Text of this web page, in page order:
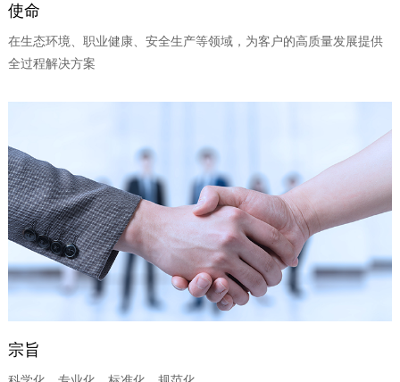
使命
在生态环境、职业健康、安全生产等领域，为客户的高质量发展提供
全过程解决方案
宗旨